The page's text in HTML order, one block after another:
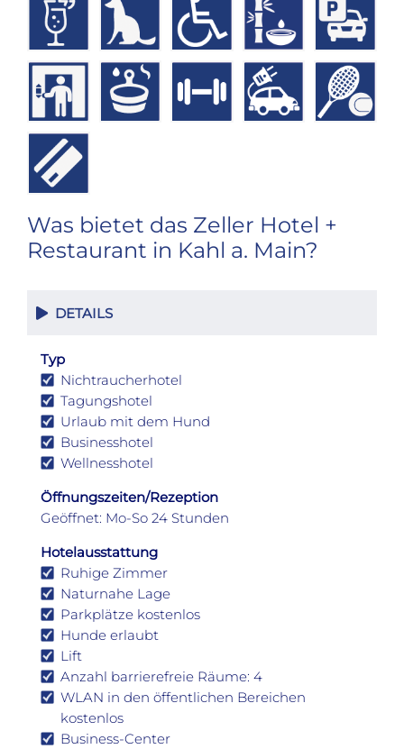
Was bietet das Zeller Hotel +
Restaurant in Kahl a. Main?
DETAILS
Typ
Nichtraucherhotel
Tagungshotel
Urlaub mit dem Hund
Businesshotel
Wellnesshotel
Öffnungszeiten/Rezeption
Geöffnet: Mo-So 24 Stunden
Hotelausstattung
Ruhige Zimmer
Naturnahe Lage
Parkplätze kostenlos
Hunde erlaubt
Lift
Anzahl barrierefreie Räume: 4
WLAN in den öffentlichen Bereichen
kostenlos
Business-Center